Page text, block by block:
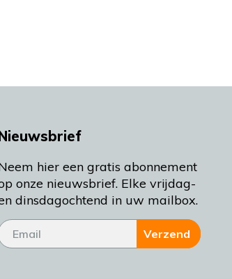
hier een gratis abonnement
onze nieuwsbrief. Elke vrijdag-
dinsdagochtend in uw mailbox.
Verzend